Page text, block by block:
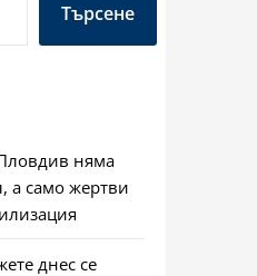
Търсене
няма
а само жертви
днес се